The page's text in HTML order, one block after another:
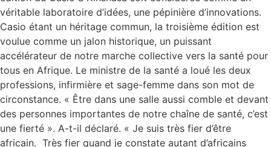
véritable laboratoire d’idées, une pépinière d’innovations.
Casio étant un héritage commun, la troisième édition est
voulue comme un jalon historique, un puissant
accélérateur de notre marche collective vers la santé pour
tous en Afrique. Le ministre de la santé a loué les deux
professions, infirmière et sage-femme dans son mot de
circonstance. « Être dans une salle aussi comble et devant
des personnes importantes de notre chaîne de santé, c’est
une fierté ». A-t-il déclaré. « Je suis très fier d’être
africain. Très fier quand je constate autant d’africains